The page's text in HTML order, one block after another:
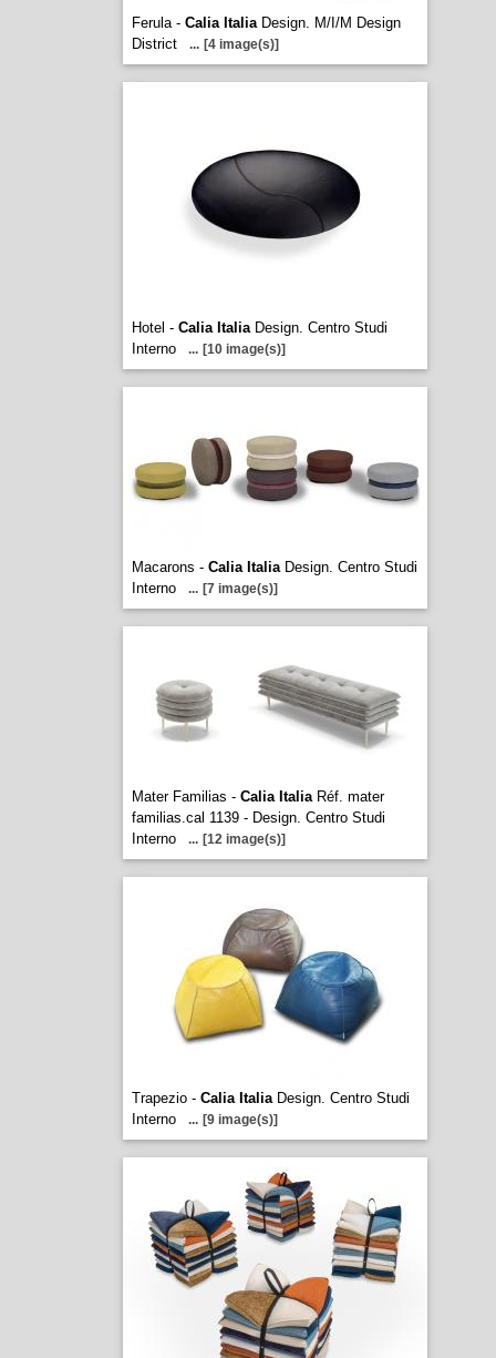
Ferula - Calia ItaliaDesign. M/I/M Design
District
... [4 image(s)]
Hotel - Calia ItaliaDesign. Centro Studi
Interno
... [10 image(s)]
Macarons - Calia ItaliaDesign. Centro Studi
Interno
... [7 image(s)]
Mater Familias - Calia ItaliaRéf. mater
familias.cal 1139 - Design. Centro Studi
Interno
... [12 image(s)]
Trapezio - Calia ItaliaDesign. Centro Studi
Interno
... [9 image(s)]